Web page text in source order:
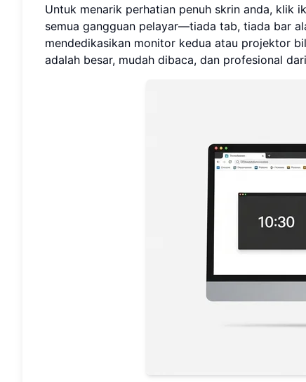
Untuk menarik perhatian penuh skrin anda, klik
semua gangguan pelayar—tiada tab, tiada bar
mendedikasikan monitor kedua atau projektor
adalah besar, mudah dibaca, dan profesional